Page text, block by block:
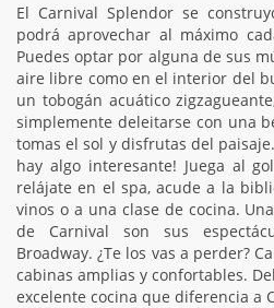
El Carnival Splendor se
podrá aprovechar al máximo
Puedes optar por alguna de sus
aire libre como en el interior del
un tobogán acuático
simplemente deleitarse con una
tomas el sol y disfrutas del
hay algo interesante! Juega al
relájate en el spa, acude a la
vinos o a una clase de cocina.
de Carnival son sus
Broadway. ¿Te los vas a perder?
cabinas amplias y confortables.
excelente cocina que diferencia a